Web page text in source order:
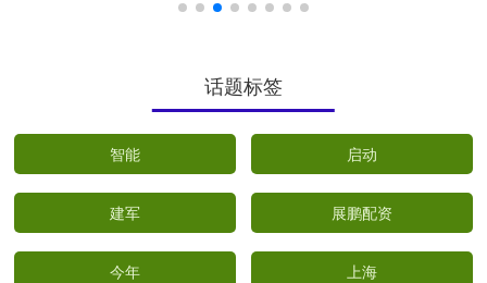
话题标签
智能 启动
建军 展鹏配资
今年 上海